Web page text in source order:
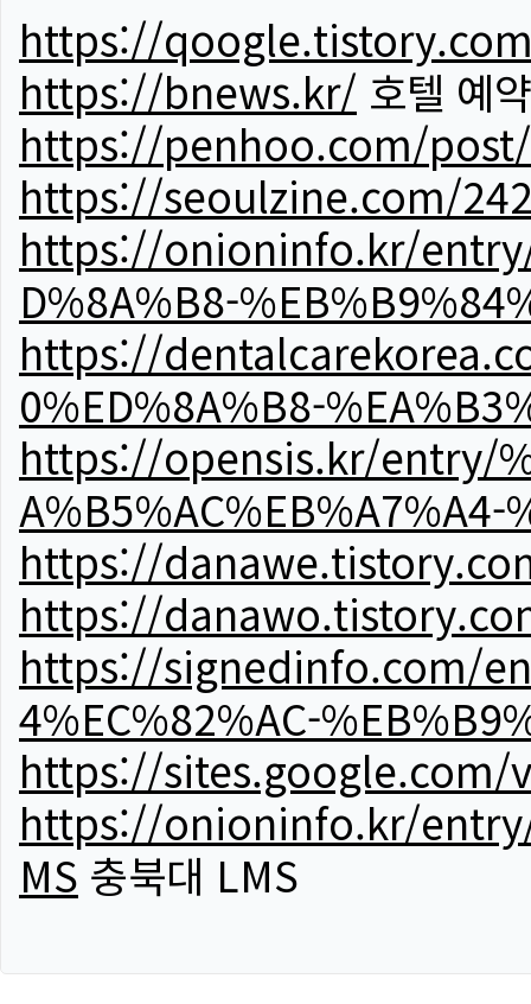
https://
https://bnews.kr/ 호텔 예약
https://penhoo.com/
https://seoulzine.com/
https://onioninfo.kr/entry/
D%8A%B8-
https://
0%ED%8A%B8-
https://opensis.kr/entry/
A%B5%AC%EB%A7%A4-
https://
https://
https://signedinfo.com/
4%EC%82%AC-
https://sites.google.com/
https://onioninfo.kr/entry/
MS 충북대 LMS